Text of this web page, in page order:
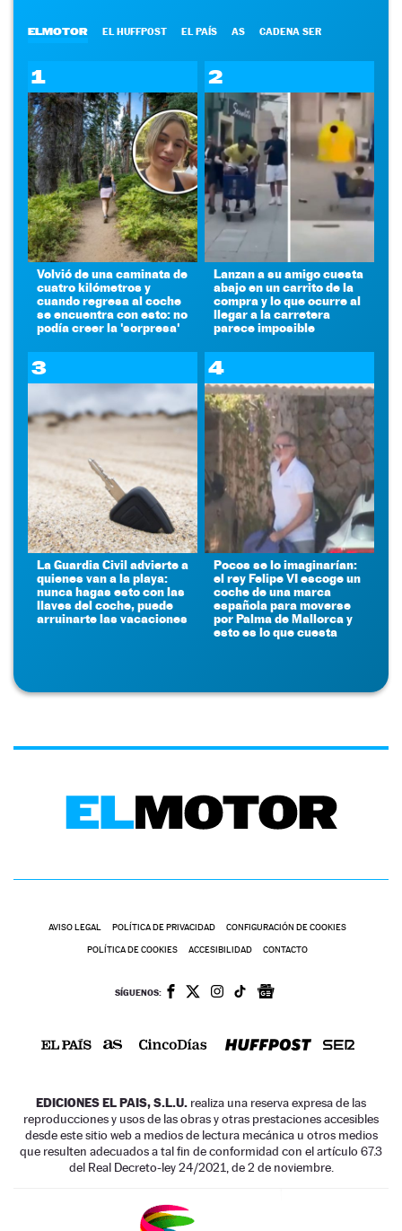
ELMOTOR EL HUFFPOST EL PAÍS AS CADENA SER
1
Volvió de una caminata de
cuatro kilómetros y
cuando regresa al coche
se encuentra con esto: no
podía creer la 'sorpresa'
2
Lanzan a su amigo cuesta
abajo en un carrito de la
compra y lo que ocurre al
llegar a la carretera
parece imposible
3
La Guardia Civil advierte a
quienes van a la playa:
nunca hagas esto con las
llaves del coche, puede
arruinarte las vacaciones
4
Pocos se lo imaginarían:
el rey Felipe VI escoge un
coche de una marca
española para moverse
por Palma de Mallorca y
esto es lo que cuesta
AVISO LEGAL POLÍTICA DE PRIVACIDAD CONFIGURACIÓN DE COOKIES
POLÍTICA DE COOKIES ACCESIBILIDAD CONTACTO
SÍGUENOS:
EDICIONES EL PAIS, S.L.U. realiza una reserva expresa de las
reproducciones y usos de las obras y otras prestaciones accesibles
desde este sitio web a medios de lectura mecánica u otros medios
que resulten adecuados a tal fin de conformidad con el artículo 67.3
del Real Decreto-ley 24/2021, de 2 de noviembre.